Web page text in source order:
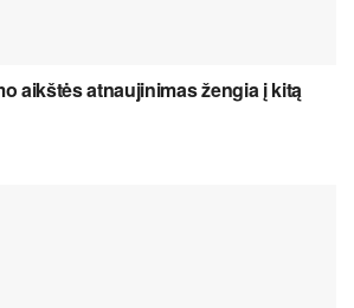
aikštės atnaujinimas žengia į kitą